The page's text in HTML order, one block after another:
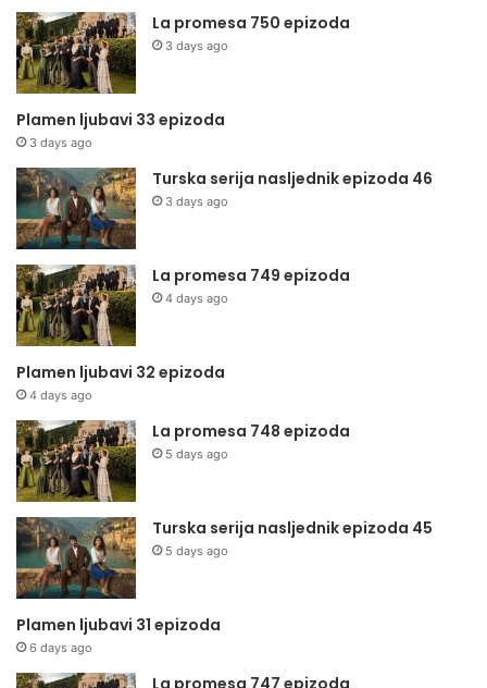
La promesa 750 epizoda
3 days ago
Plamen ljubavi 33 epizoda
3 days ago
Turska serija nasljednik epizoda 46
3 days ago
La promesa 749 epizoda
4 days ago
Plamen ljubavi 32 epizoda
4 days ago
La promesa 748 epizoda
5 days ago
Turska serija nasljednik epizoda 45
5 days ago
Plamen ljubavi 31 epizoda
6 days ago